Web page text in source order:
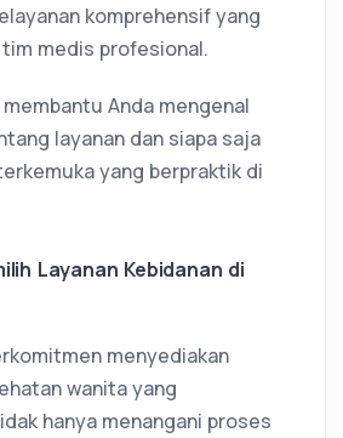
komprehensif yang
medis profesional.
Anda mengenal
layanan dan siapa saja
yang berpraktik di
Layanan Kebidanan di
menyediakan
wanita yang
hanya menangani proses